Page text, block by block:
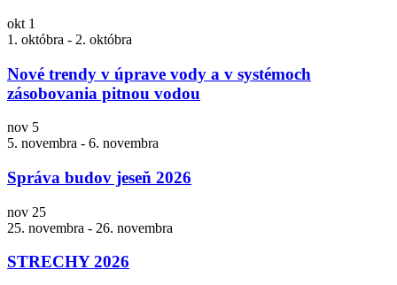
okt 1
1. októbra - 2. októbra
Nové trendy v úprave vody a v systémoch
zásobovania pitnou vodou
nov 5
5. novembra - 6. novembra
Správa budov jeseň 2026
nov 25
25. novembra - 26. novembra
STRECHY 2026